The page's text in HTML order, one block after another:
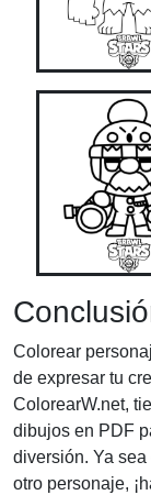
Colorear
de expresar tu
ColorearW.net,
dibujos en PDF
diversión. Ya
otro personaje,